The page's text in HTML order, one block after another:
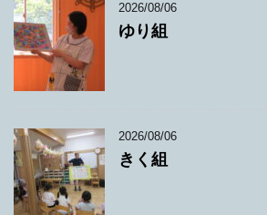
2026/08/06
ゆり組
2026/08/06
きく組